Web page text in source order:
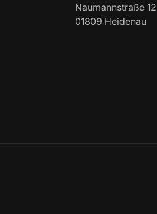
Naumannstraße 12
01809 Heidenau